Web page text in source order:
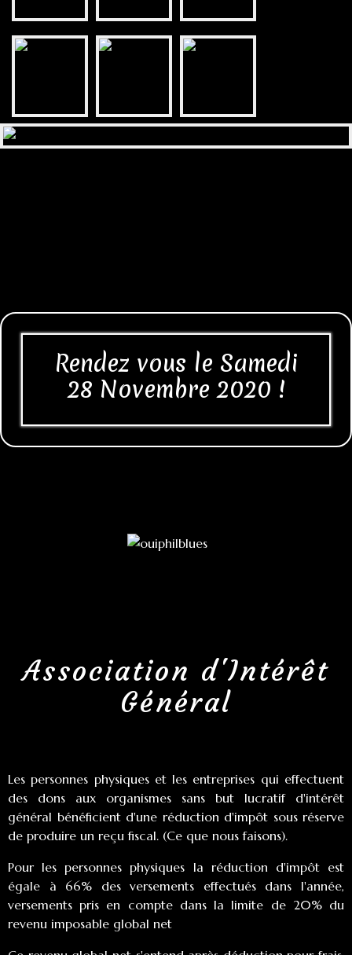
Rendez vous le Samedi
28 Novembre 2020 !
Association d'Intérêt
Général
Les personnes physiques et les entreprises qui effectuent
des dons aux organismes sans but lucratif d'intérêt
général bénéficient d'une réduction d'impôt sous réserve
de produire un reçu fiscal. (Ce que nous faisons).
Pour les personnes physiques la réduction d'impôt est
égale à 66% des versements effectués dans l'année,
versements pris en compte dans la limite de 20% du
revenu imposable global net